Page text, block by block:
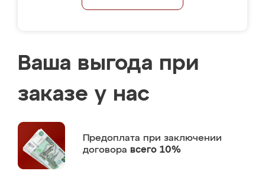
Ваша выгода при
заказе у нас
Предоплата при заключении
договора всего 10%